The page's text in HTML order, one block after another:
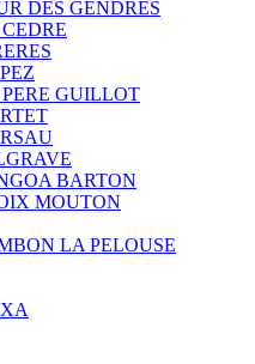
DES GENDRES
GUILLOT
BARTON
MOUTON
LA PELOUSE